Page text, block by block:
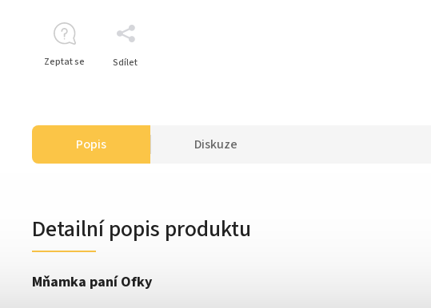
Zeptat se Sdílet
Popis Diskuze
Detailní popis produktu
Mňamka paní Ofky